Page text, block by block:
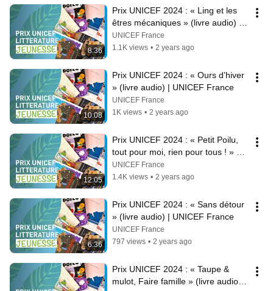
8:36
Prix UNICEF 2024 : « Ling et les
êtres mécaniques » (livre audio) |
UNICEF France
UNICEF France
1.1K views • 2 years ago
10:08
Prix UNICEF 2024 : « Ours d’hiver
» (livre audio) | UNICEF France
UNICEF France
1K views • 2 years ago
12:05
Prix UNICEF 2024 : « Petit Poilu,
tout pour moi, rien pour tous ! »
(livre audio) | UNICEF France
UNICEF France
1.4K views • 2 years ago
6:36
Prix UNICEF 2024 : « Sans détour
» (livre audio) | UNICEF France
UNICEF France
797 views • 2 years ago
Prix UNICEF 2024 : « Taupe &
mulot, Faire famille » (livre audio) |